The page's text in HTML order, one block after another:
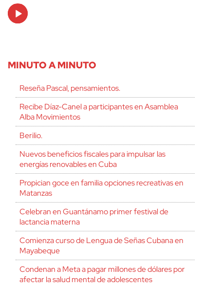
Audio
Player
MINUTO A MINUTO
Reseña Pascal, pensamientos.
Recibe Díaz-Canel a participantes en Asamblea
Alba Movimientos
Berilio.
Nuevos beneficios fiscales para impulsar las
energías renovables en Cuba
Propician goce en familia opciones recreativas en
Matanzas
Celebran en Guantánamo primer festival de
lactancia materna
Comienza curso de Lengua de Señas Cubana en
Mayabeque
Condenan a Meta a pagar millones de dólares por
afectar la salud mental de adolescentes